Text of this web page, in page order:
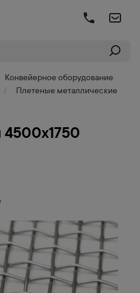
Конвейерное оборудование
Плетеные металлические
4500х1750